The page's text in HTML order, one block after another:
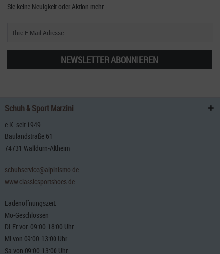
Sie keine Neuigkeit oder Aktion mehr.
NEWSLETTER ABONNIEREN
Schuh & Sport Marzini
e.K. seit 1949
Baulandstraße 61
74731 Walldürn-Altheim
schuhservice@alpinismo.de
www.classicsportshoes.de
Ladenöffnungszeit:
Mo-Geschlossen
Di-Fr von 09:00-18:00 Uhr
Mi von 09:00-13:00 Uhr
Sa von 09:00-13:00 Uhr